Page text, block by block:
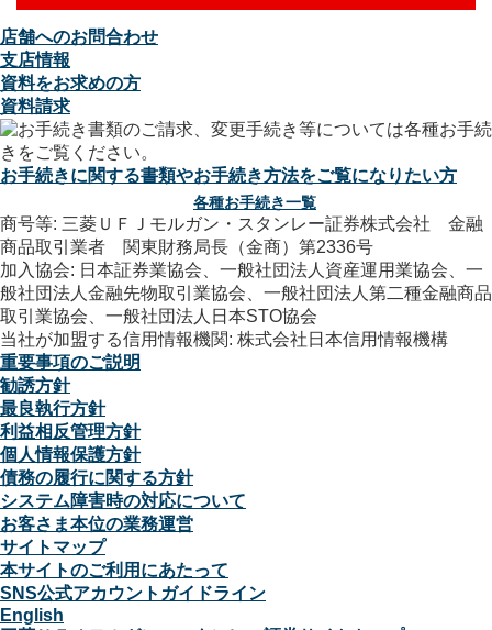
店舗へのお問合わせ
支店情報
資料をお求めの方
資料請求
お手続きに関する書類やお手続き方法をご覧になりたい方
各種お手続き一覧
商号等: 三菱ＵＦＪモルガン・スタンレー証券株式会社 金融
商品取引業者 関東財務局長（金商）第2336号
加入協会: 日本証券業協会、一般社団法人資産運用業協会、一
般社団法人金融先物取引業協会、一般社団法人第二種金融商品
取引業協会、一般社団法人日本STO協会
当社が加盟する信用情報機関: 株式会社日本信用情報機構
重要事項のご説明
勧誘方針
最良執行方針
利益相反管理方針
個人情報保護方針
債務の履行に関する方針
システム障害時の対応について
お客さま本位の業務運営
サイトマップ
本サイトのご利用にあたって
SNS公式アカウントガイドライン
English